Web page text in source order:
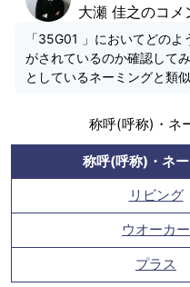
大瀬 佳之のコメ
「35G01 」においてどの
がされているのか確認して
としているネーミングと類
称呼(呼称)・ネ
称呼(呼称)・ネ
リビング
ウオーカー
プラス